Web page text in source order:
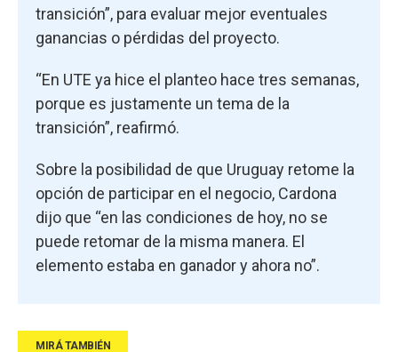
transición”, para evaluar mejor eventuales
ganancias o pérdidas del proyecto.
“En UTE ya hice el planteo hace tres semanas,
porque es justamente un tema de la
transición”, reafirmó.
Sobre la posibilidad de que Uruguay retome la
opción de participar en el negocio, Cardona
dijo que “en las condiciones de hoy, no se
puede retomar de la misma manera. El
elemento estaba en ganador y ahora no”.